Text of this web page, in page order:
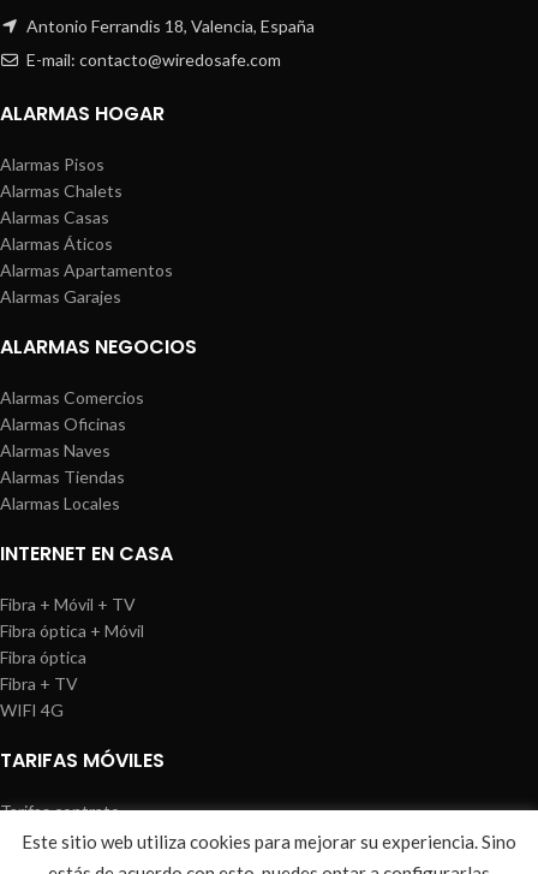
Antonio Ferrandis 18, Valencia, España
E-mail: contacto@wiredosafe.com
ALARMAS HOGAR
Alarmas Pisos
Alarmas Chalets
Alarmas Casas
Alarmas Áticos
Alarmas Apartamentos
Alarmas Garajes
ALARMAS NEGOCIOS
Alarmas Comercios
Alarmas Oficinas
Alarmas Naves
Alarmas Tiendas
Alarmas Locales
INTERNET EN CASA
Fibra + Móvil + TV
Fibra óptica + Móvil
Fibra óptica
Fibra + TV
WIFI 4G
TARIFAS MÓVILES
Tarifas contrato
Tarifas prepago
WIREDOSAFE Aviso Legal Política de Cookies |Sitemap
Este sitio web utiliza cookies para mejorar su experiencia. Sino